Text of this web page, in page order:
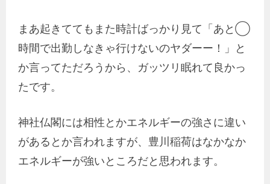
まあ起きててもまた時計ばっかり見て「あと◯
時間で出勤しなきゃ行けないのヤダーー！」と
か言ってただろうから、ガッツリ眠れて良かっ
たです。
神社仏閣には相性とかエネルギーの強さに違い
があるとか言われますが、豊川稲荷はなかなか
エネルギーが強いところだと思われます。